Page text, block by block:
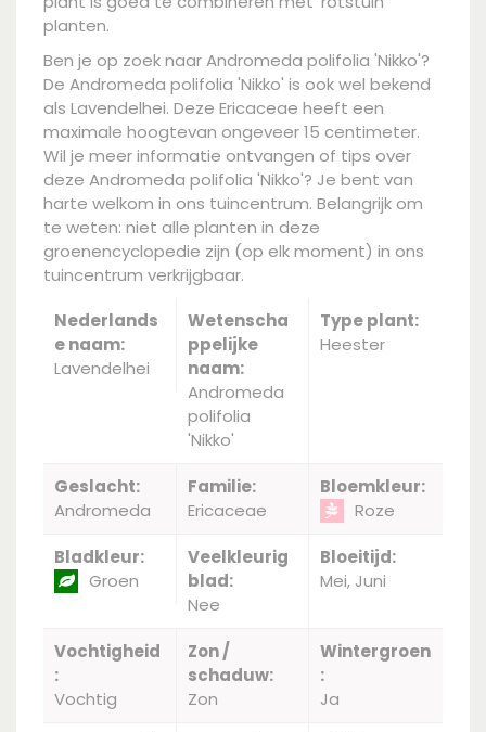
planten.
Ben je op zoek naar Andromeda polifolia 'Nikko'?
De Andromeda polifolia 'Nikko' is ook wel bekend
als Lavendelhei. Deze Ericaceae heeft een
maximale hoogtevan ongeveer 15 centimeter.
Wil je meer informatie ontvangen of tips over
deze Andromeda polifolia 'Nikko'? Je bent van
harte welkom in ons tuincentrum. Belangrijk om
te weten: niet alle planten in deze
groenencyclopedie zijn (op elk moment) in ons
tuincentrum verkrijgbaar.
Nederlands
e naam:
Lavendelhei
Wetenscha
ppelijke
naam:
Andromeda
polifolia
'Nikko'
Type plant:
Heester
Geslacht:
Andromeda
Familie:
Ericaceae
Bloemkleur:
Roze
Bladkleur:
Groen
Veelkleurig
blad:
Nee
Bloeitijd:
Mei, Juni
Vochtigheid
:
Vochtig
Zon /
schaduw:
Zon
Wintergroen
:
Ja